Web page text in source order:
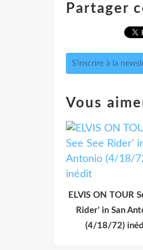
Partager
S'inscrire à la
Vous
ELVIS ON TOUR
Rider' in San
(4/18/72)